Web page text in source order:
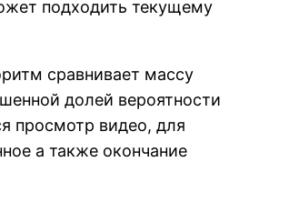
подходить текущему
сравнивает массу
долей вероятности
просмотр видео, для
а также окончание